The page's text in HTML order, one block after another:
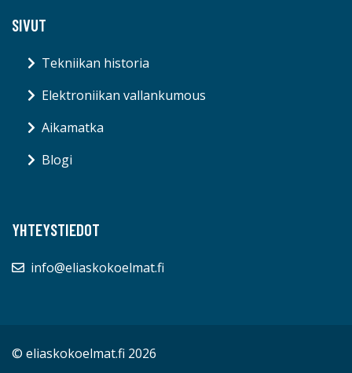
SIVUT
Tekniikan historia
Elektroniikan vallankumous
Aikamatka
Blogi
YHTEYSTIEDOT
info@eliaskokoelmat.fi
© eliaskokoelmat.fi 2026